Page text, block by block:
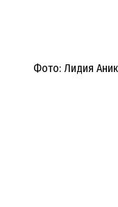
Фото: Лидия